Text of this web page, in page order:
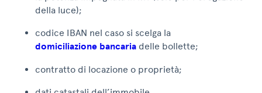
della luce);
codice IBAN nel caso si scelga la
domiciliazione bancaria delle bollette;
contratto di locazione o proprietà;